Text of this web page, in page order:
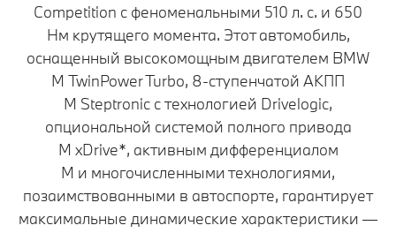
Competition с феноменальными 510 л. с. и 650
Нм крутящего момента. Этот автомобиль,
оснащенный высокомощным двигателем BMW
M TwinPower Turbo, 8-ступенчатой АКПП
M Steptronic с технологией Drivelogic,
опциональной системой полного привода
M xDrive*, активным дифференциалом
M и многочисленными технологиями,
позаимствованными в автоспорте, гарантирует
максимальные динамические характеристики —